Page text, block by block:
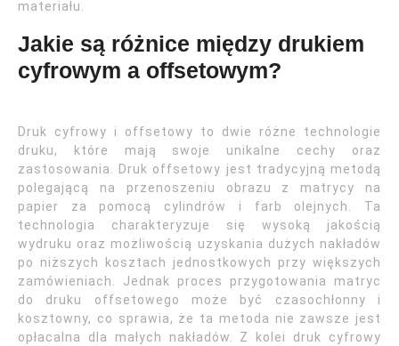
materiału.
Jakie są różnice między drukiem
cyfrowym a offsetowym?
Druk cyfrowy i offsetowy to dwie różne technologie
druku, które mają swoje unikalne cechy oraz
zastosowania. Druk offsetowy jest tradycyjną metodą
polegającą na przenoszeniu obrazu z matrycy na
papier za pomocą cylindrów i farb olejnych. Ta
technologia charakteryzuje się wysoką jakością
wydruku oraz możliwością uzyskania dużych nakładów
po niższych kosztach jednostkowych przy większych
zamówieniach. Jednak proces przygotowania matryc
do druku offsetowego może być czasochłonny i
kosztowny, co sprawia, że ta metoda nie zawsze jest
opłacalna dla małych nakładów. Z kolei druk cyfrowy